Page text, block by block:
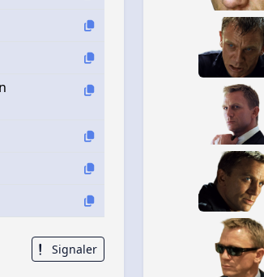
Signaler